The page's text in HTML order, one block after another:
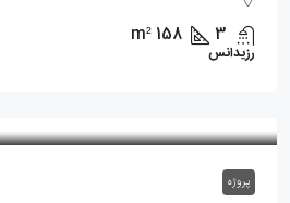
3
158
m²
رزیدانس
پروژه